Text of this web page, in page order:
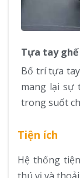
Tựa tay ghế
Bố trí tựa
mang lại sự
trong suốt
Tiện ích
Hệ thống